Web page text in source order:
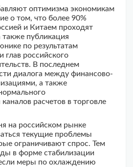
оптимизма экономикам
о том, что более 90%
и Китаем проходят
также публикация
по результатам
глав российского
В последнем
диалога между финансово-
а также
расчетов в торговле
на российском рынке
текущие проблемы
ограничивают спрос. Тем
в форме стабилизации
меры по охлаждению